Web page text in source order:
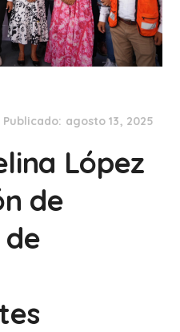
Publicado: agosto 13, 2025
López
de